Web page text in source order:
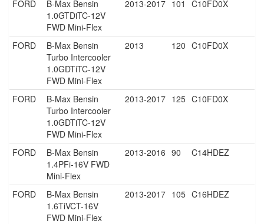
FORD
B-Max Bensin
1.0GTDiTC-12V
FWD Mini-Flex
2013-2017 101 C10FD0X
FORD
B-Max Bensin
Turbo Intercooler
1.0GDTiTC-12V
FWD Mini-Flex
2013 120 C10FD0X
FORD
B-Max Bensin
Turbo Intercooler
1.0GDTiTC-12V
FWD Mini-Flex
2013-2017 125 C10FD0X
FORD
B-Max Bensin
1.4PFi-16V FWD
Mini-Flex
2013-2016 90 C14HDEZ
FORD
B-Max Bensin
1.6TiVCT-16V
FWD Mini-Flex
2013-2017 105 C16HDEZ